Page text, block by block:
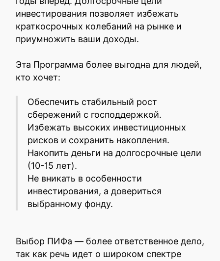
инвестирования позволяет избежать
краткосрочных колебаний на рынке и
приумножить ваши доходы.
Эта Программа более выгодна для людей,
кто хочет:
Обеспечить стабильный рост
сбережений с господдержкой.
Избежать высоких инвестиционных
рисков и сохранить накопления.
Накопить деньги на долгосрочные цели
(10-15 лет).
Не вникать в особенности
инвестирования, а довериться
выбранному фонду.
Выбор ПИФа — более ответственное дело,
так как речь идет о широком спектре